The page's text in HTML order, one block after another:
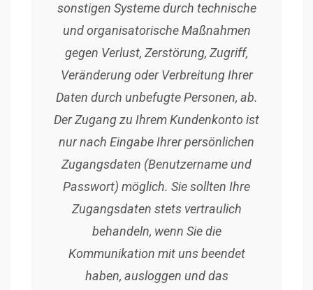
sonstigen Systeme durch technische
und organisatorische Maßnahmen
gegen Verlust, Zerstörung, Zugriff,
Veränderung oder Verbreitung Ihrer
Daten durch unbefugte Personen, ab.
Der Zugang zu Ihrem Kundenkonto ist
nur nach Eingabe Ihrer persönlichen
Zugangsdaten (Benutzername und
Passwort) möglich. Sie sollten Ihre
Zugangsdaten stets vertraulich
behandeln, wenn Sie die
Kommunikation mit uns beendet
haben, ausloggen und das